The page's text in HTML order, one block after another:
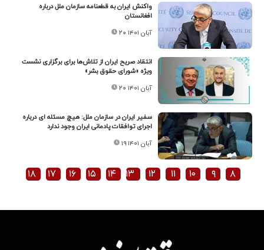
واکنش ایران به قطعنامه سازمان ملل درباره
افغانستان
۲۰ آبان ۱۴۰۱
انتقاد صریح ایران از تلاش‌ها برای برگزاری نشست
ویژه «شورای حقوق بشر»
۲۰ آبان ۱۴۰۱
سفیر ایران در سازمان ملل: هیچ مسئله ای درباره
اجرای توافقات پادمانی ایران وجود ندارد
۱۹ آبان ۱۴۰۱
۸ ۹ ۱۰ ۱۱ ۱۲ ۱۳ ۱۴ ۱۵ ۱۶ ۱۷ ۱۸